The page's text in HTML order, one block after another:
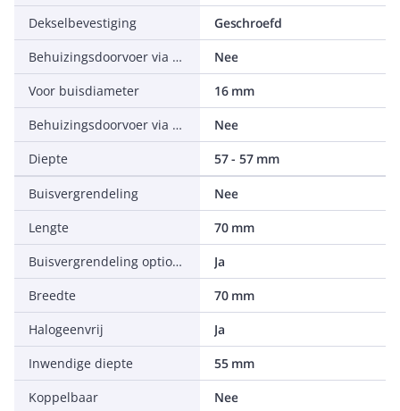
Dekselbevestiging
Geschroefd
Behuizingsdoorvoer via trappenmembraan
Nee
Voor buisdiameter
16 mm
Behuizingsdoorvoer via uitbreekopening
Nee
Diepte
57 - 57 mm
Buisvergrendeling
Nee
Lengte
70 mm
Buisvergrendeling optioneel
Ja
Breedte
70 mm
Halogeenvrij
Ja
Inwendige diepte
55 mm
Koppelbaar
Nee